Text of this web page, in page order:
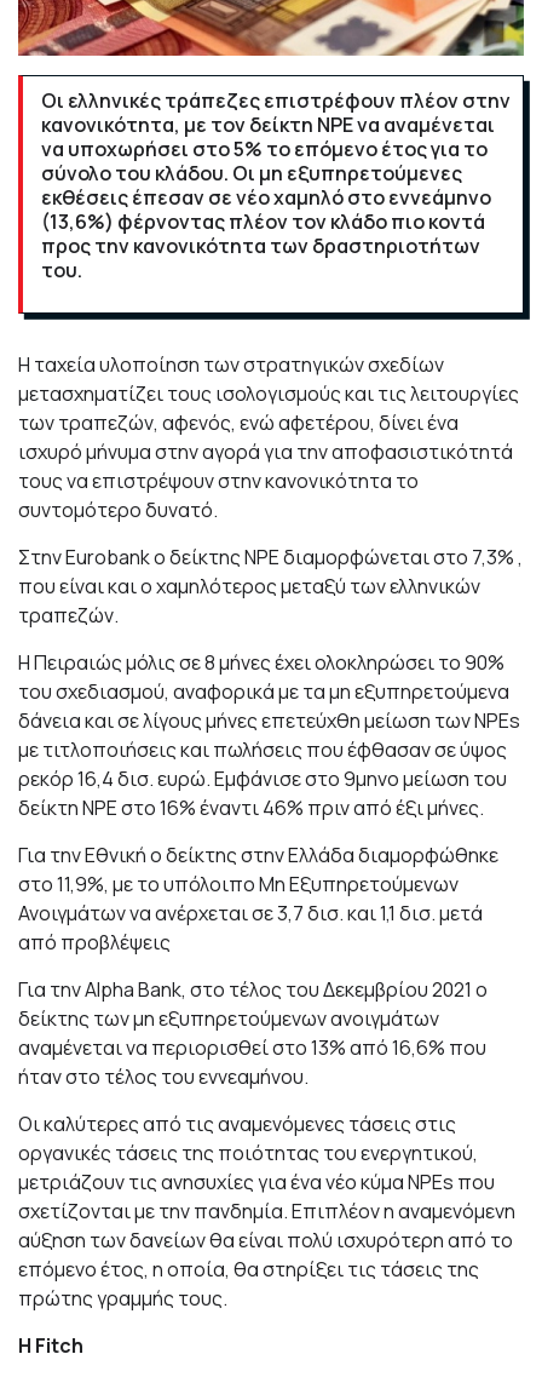
Οι ελληνικές τράπεζες επιστρέφουν πλέον στην
κανονικότητα, με τον δείκτη NPE να αναμένεται
να υποχωρήσει στο 5% το επόμενο έτος για το
σύνολο του κλάδου. Οι μη εξυπηρετούμενες
εκθέσεις έπεσαν σε νέο χαμηλό στο εννεάμηνο
(13,6%) φέρνοντας πλέον τον κλάδο πιο κοντά
προς την κανονικότητα των δραστηριοτήτων
του.
Η ταχεία υλοποίηση των στρατηγικών σχεδίων
μετασχηματίζει τους ισολογισμούς και τις λειτουργίες
των τραπεζών, αφενός, ενώ αφετέρου, δίνει ένα
ισχυρό μήνυμα στην αγορά για την αποφασιστικότητά
τους να επιστρέψουν στην κανονικότητα το
συντομότερο δυνατό.
Στην Eurobank ο δείκτης NPE διαμορφώνεται στο 7,3% ,
που είναι και ο χαμηλότερος μεταξύ των ελληνικών
τραπεζών.
Η Πειραιώς μόλις σε 8 μήνες έχει ολοκληρώσει το 90%
του σχεδιασμού, αναφορικά με τα μη εξυπηρετούμενα
δάνεια και σε λίγους μήνες επετεύχθη μείωση των NPEs
με τιτλοποιήσεις και πωλήσεις που έφθασαν σε ύψος
ρεκόρ 16,4 δισ. ευρώ. Εμφάνισε στο 9μηνο μείωση του
δείκτη NPE στο 16% έναντι 46% πριν από έξι μήνες.
Για την Εθνική ο δείκτης στην Ελλάδα διαμορφώθηκε
στο 11,9%, με το υπόλοιπο Μη Εξυπηρετούμενων
Ανοιγμάτων να ανέρχεται σε 3,7 δισ. και 1,1 δισ. μετά
από προβλέψεις
Για την Alpha Bank, στο τέλος του Δεκεμβρίου 2021 ο
δείκτης των μη εξυπηρετούμενων ανοιγμάτων
αναμένεται να περιορισθεί στο 13% από 16,6% που
ήταν στο τέλος του εννεαμήνου.
Οι καλύτερες από τις αναμενόμενες τάσεις στις
οργανικές τάσεις της ποιότητας του ενεργητικού,
μετριάζουν τις ανησυχίες για ένα νέο κύμα NPEs που
σχετίζονται με την πανδημία. Επιπλέον η αναμενόμενη
αύξηση των δανείων θα είναι πολύ ισχυρότερη από το
επόμενο έτος, η οποία, θα στηρίξει τις τάσεις της
πρώτης γραμμής τους.
Η Fitch